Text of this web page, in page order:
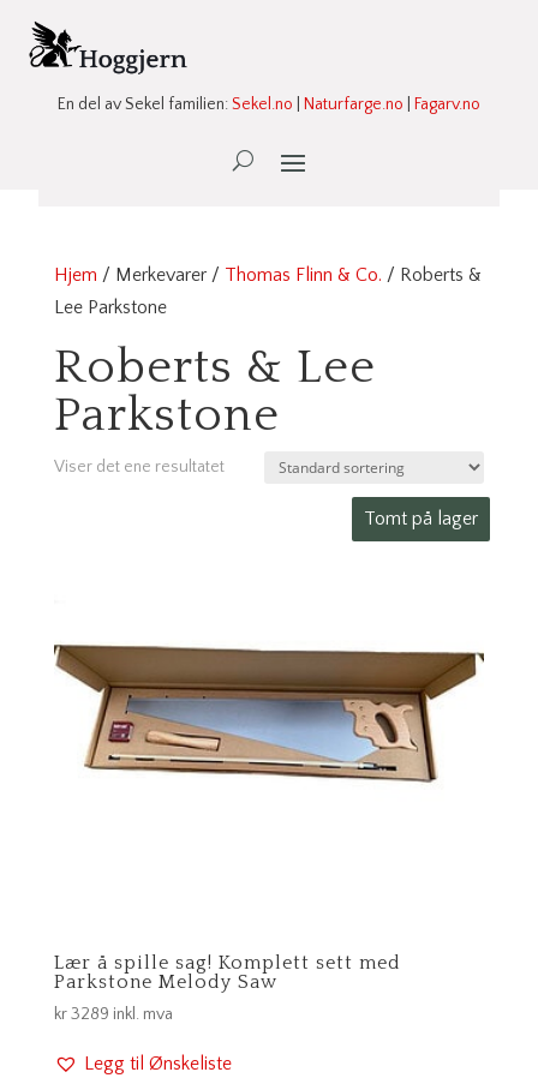
En del av Sekel familien:Sekel.no Naturfarge.no Fagarv.no
Ønskeliste -
Hjem / Merkevarer / Thomas Flinn & Co. / Roberts &
Lee Parkstone
Roberts & Lee
Parkstone
Viser det ene resultatet
Tomt på lager
Lær å spille sag! Komplett sett med
Parkstone Melody Saw
kr3289 inkl. mva
Legg til Ønskeliste